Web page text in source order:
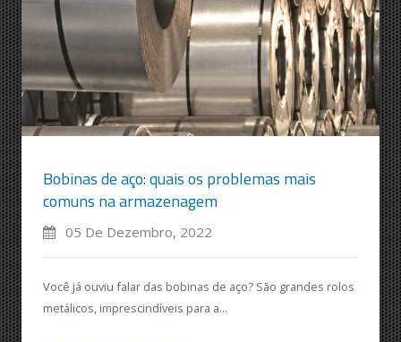
Bobinas de aço: quais os problemas mais
comuns na armazenagem
05 De Dezembro, 2022
Você já ouviu falar das bobinas de aço? São grandes rolos
metálicos, imprescindíveis para a...